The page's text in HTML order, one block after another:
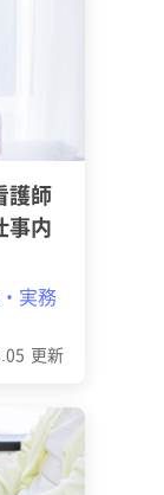
更新
護師
事内
実務